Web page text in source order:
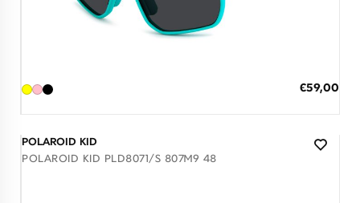
Ειδική
€59,00
POLAROID KID
POLAROID KID PLD8071/S 807M9 48